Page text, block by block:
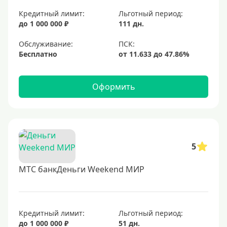
Для покупок
Для путешествий
Условия
За 5 минут
За 15 минут
Экспресс
Карты, открывающие возможности для каждого
С открытыми просрочками
Кредит без проверки кредитной истории.
Со 100 процентным одобрением
Кредитный лимит:
до 1 000 000 ₽
Льготный период:
111 дн.
Обслуживание:
Бесплатно
Оформить
5
МТС банкДеньги Weekend МИР
Кредитный лимит:
до 1 000 000 ₽
Льготный период:
51 дн.